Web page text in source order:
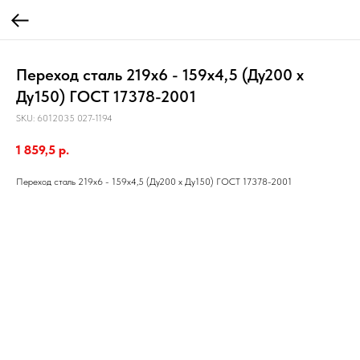
Переход сталь 219х6 - 159х4,5 (Ду200 х
Ду150) ГОСТ 17378-2001
SKU: 6012035 027-1194
1 859,5 р.
Переход сталь 219х6 - 159х4,5 (Ду200 х Ду150) ГОСТ 17378-2001